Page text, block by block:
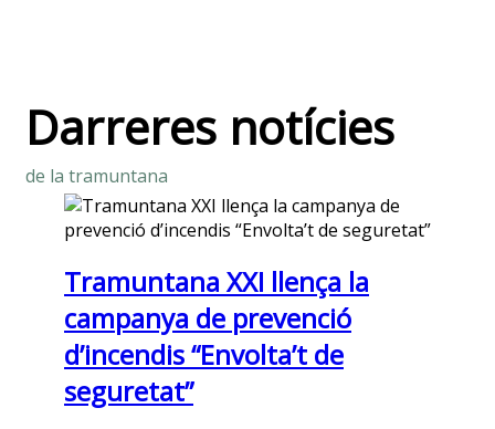
Darreres notícies
de la tramuntana
Tramuntana XXI llença la
campanya de prevenció
d’incendis “Envolta’t de
seguretat”